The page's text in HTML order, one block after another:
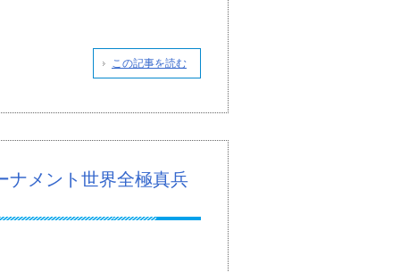
この記事を読む
ナメント世界全極真兵